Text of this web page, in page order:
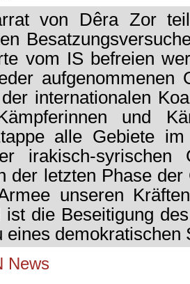
von Dêra Zor
vom IS befreien
aufgenommenen
internationalen
und
alle Gebiete
irakisch-syrischen
der letzten Phase
unseren
ist die Beseitigung
eines demokratischen
News